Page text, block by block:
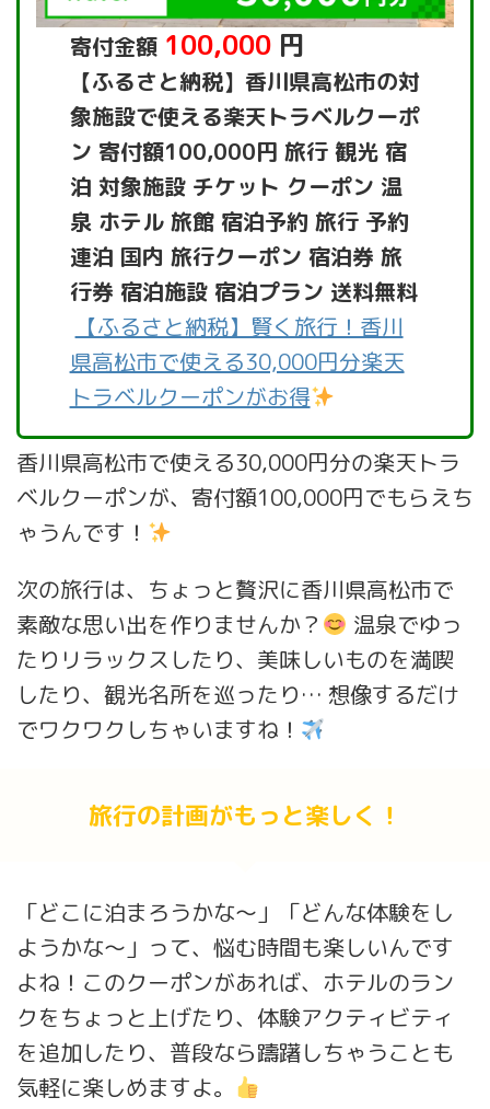
寄付金額 100,000円
【ふるさと納税】香川県高松市の対
象施設で使える楽天トラベルクーポ
ン 寄付額100,000円 旅行 観光 宿
泊 対象施設 チケット クーポン 温
泉 ホテル 旅館 宿泊予約 旅行 予約
連泊 国内 旅行クーポン 宿泊券 旅
行券 宿泊施設 宿泊プラン 送料無料
【ふるさと納税】賢く旅行！香川
県高松市で使える30,000円分楽天
トラベルクーポンがお得
香川県高松市で使える30,000円分の楽天トラ
ベルクーポンが、寄付額100,000円でもらえち
ゃうんです！
次の旅行は、ちょっと贅沢に香川県高松市で
素敵な思い出を作りませんか？
温泉でゆっ
たりリラックスしたり、美味しいものを満喫
したり、観光名所を巡ったり… 想像するだけ
でワクワクしちゃいますね！
旅行の計画がもっと楽しく！
「どこに泊まろうかな～」「どんな体験をし
ようかな～」って、悩む時間も楽しいんです
よね！このクーポンがあれば、ホテルのラン
クをちょっと上げたり、体験アクティビティ
を追加したり、普段なら躊躇しちゃうことも
気軽に楽しめますよ。